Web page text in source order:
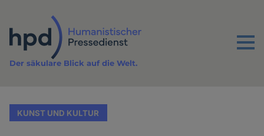
Inhalt
Menu
Der säkulare Blick auf die Welt.
KUNST UND KULTUR